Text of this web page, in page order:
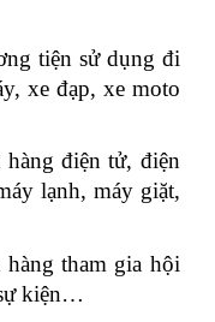
tiện sử dụng đi
xe đạp, xe moto
hàng điện tử, điện
lạnh, máy giặt,
hàng tham gia hội
kiện…